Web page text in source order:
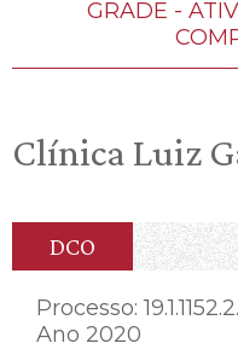
GRADE -
Clínica Luiz
DCO
Processo:
Ano 2020